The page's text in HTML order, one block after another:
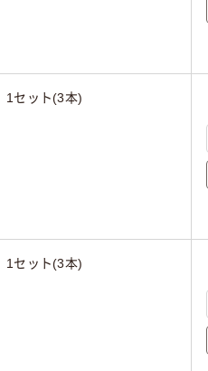
1セット(3本)
1セット(3本)